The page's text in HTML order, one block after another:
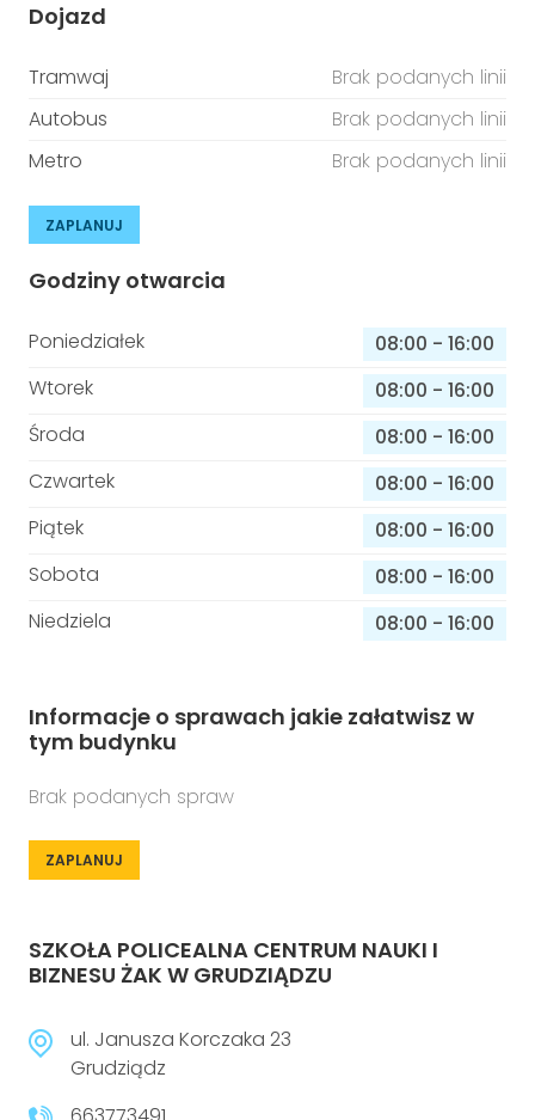
Dojazd
Tramwaj
Brak podanych linii
Autobus
Brak podanych linii
Metro
Brak podanych linii
ZAPLANUJ
Godziny otwarcia
Poniedziałek 08:00 - 16:00
Wtorek
08:00 - 16:00
Środa
08:00 - 16:00
Czwartek
08:00 - 16:00
Piątek
08:00 - 16:00
Sobota
08:00 - 16:00
Niedziela
08:00 - 16:00
Informacje o sprawach jakie załatwisz w
tym budynku
Brak podanych spraw
ZAPLANUJ
SZKOŁA POLICEALNA CENTRUM NAUKI I
BIZNESU ŻAK W GRUDZIĄDZU
ul. Janusza Korczaka 23
Grudziądz